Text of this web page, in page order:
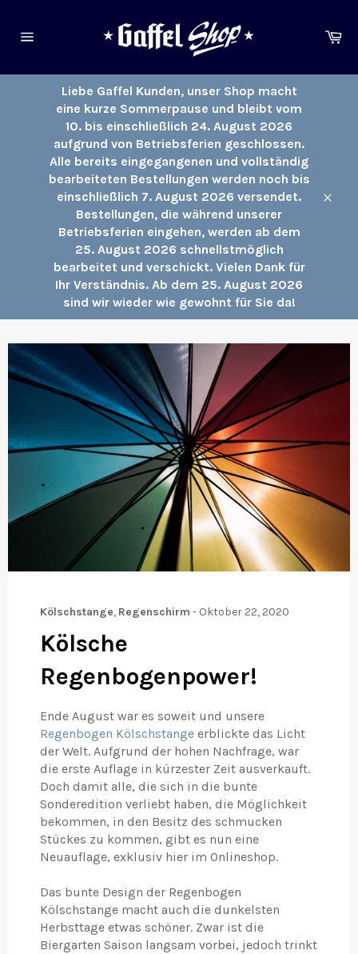
Inhalt
Seitennavigation
Liebe Gaffel Kunden, unser Shop macht
eine kurze Sommerpause und bleibt vom
10. bis einschließlich 24. August 2026
aufgrund von Betriebsferien geschlossen.
Alle bereits eingegangenen und vollständig
bearbeiteten Bestellungen werden noch bis
einschließlich 7. August 2026 versendet.
Bestellungen, die während unserer
Betriebsferien eingehen, werden ab dem
25. August 2026 schnellstmöglich
bearbeitet und verschickt. Vielen Dank für
Ihr Verständnis. Ab dem 25. August 2026
sind wir wieder wie gewohnt für Sie da!
Kölschstange, Regenschirm - Oktober 22, 2020
Kölsche
Regenbogenpower!
Ende August war es soweit und unsere
Regenbogen Kölschstange erblickte das Licht
der Welt. Aufgrund der hohen Nachfrage, war
die erste Auflage in kürzester Zeit ausverkauft.
Doch damit alle, die sich in die bunte
Sonderedition verliebt haben, die Möglichkeit
bekommen, in den Besitz des schmucken
Stückes zu kommen, gibt es nun eine
Neuauflage, exklusiv hier im Onlineshop.
Das bunte Design der Regenbogen
Kölschstange macht auch die dunkelsten
Herbsttage etwas schöner. Zwar ist die
Biergarten Saison langsam vorbei, jedoch trinkt